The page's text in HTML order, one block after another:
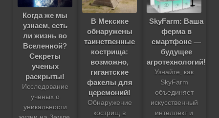
Когда же мы
узнаем, есть
ли жизнь во
Вселенной?
Секреты
ученых
раскрыты!
Исследование
ученых о
уникальности
В Мексике
обнаружены
таинственные
кострища:
возможно,
гигантские
факелы для
церемоний!
Обнаружение
кострищ в
SkyFarm: Ваша
ферма в
смартфоне —
будущее
агротехнологий!
Узнайте, как
SkyFarm
объединяет
искусственный
интеллект и